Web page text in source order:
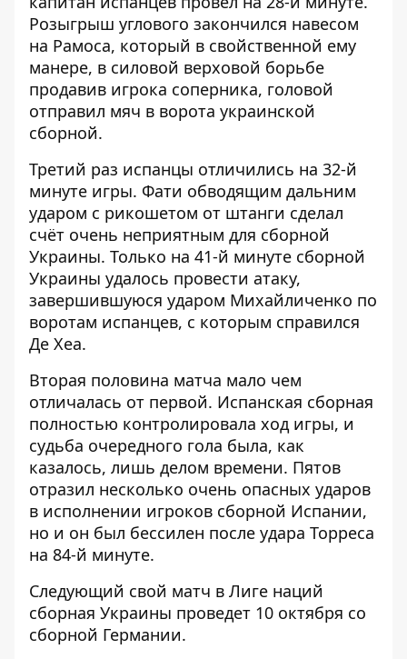
Розыгрыш углового закончился навесом
на Рамоса, который в свойственной ему
манере, в силовой верховой борьбе
продавив игрока соперника, головой
отправил мяч в ворота украинской
сборной.
Третий раз испанцы отличились на 32-й
минуте игры. Фати обводящим дальним
ударом с рикошетом от штанги сделал
счёт очень неприятным для сборной
Украины. Только на 41-й минуте сборной
Украины удалось провести атаку,
завершившуюся ударом Михайличенко по
воротам испанцев, с которым справился
Де Хеа.
Вторая половина матча мало чем
отличалась от первой. Испанская сборная
полностью контролировала ход игры, и
судьба очередного гола была, как
казалось, лишь делом времени. Пятов
отразил несколько очень опасных ударов
в исполнении игроков сборной Испании,
но и он был бессилен после удара Торреса
на 84-й минуте.
Следующий свой матч в Лиге наций
сборная Украины проведет 10 октября со
сборной Германии.